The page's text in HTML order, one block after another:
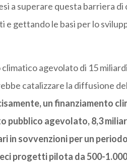
a superare questa barriera
gettando le basi per lo
agevolato di 15
catalizzare la diffusione
un finanziamento
pubblico agevolato, 8,3
in sovvenzioni per un
progetti pilota da 500-